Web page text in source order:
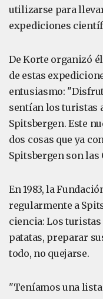
utilizarse para
expediciones
De Korte organizó
de estas
entusiasmo:
sentían los turistas
Spitsbergen. Este
dos cosas que ya
Spitsbergen son las
En 1983, la
regularmente a
ciencia: Los
patatas, preparar
todo, no quejarse.
"Teníamos una